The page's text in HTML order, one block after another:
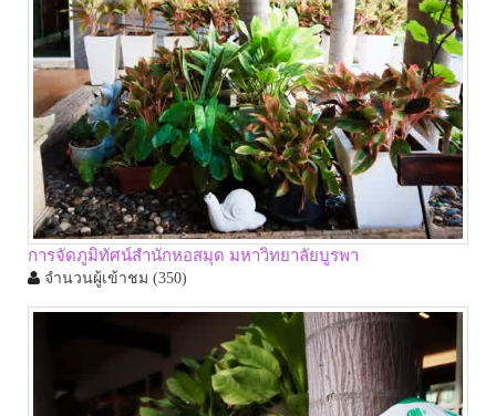
การจัดภูมิทัศน์สำนักหอสมุด มหาวิทยาลัยบูรพา
จำนวนผู้เข้าชม (350)